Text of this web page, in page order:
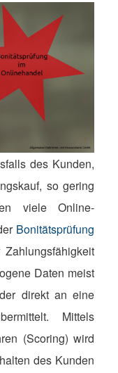
des Kunden,
so gering
viele Online-
Bonitätsprüfung
Daten meist
direkt an eine
Mittels
(Scoring) wird
des Kunden